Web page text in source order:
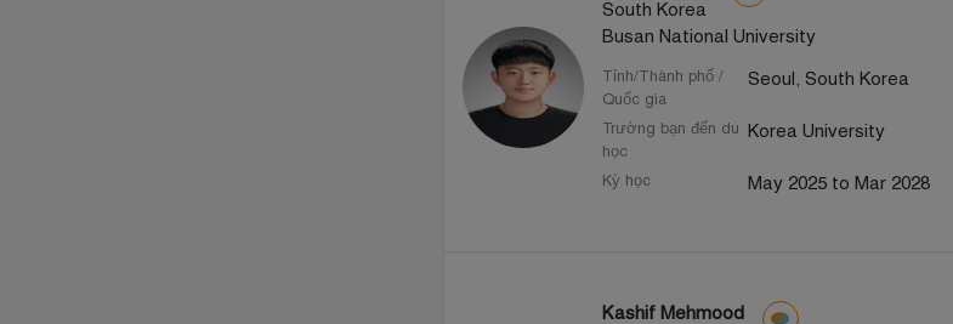
South Korea
Busan National University
Tỉnh/Thành phố /
Quốc gia
Seoul, South Korea
Trường bạn đến du
học
Korea University
Kỳ học May 2025 to Mar 2028
Kashif Mehmood